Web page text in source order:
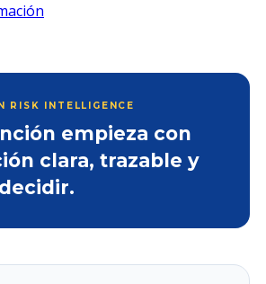
RISK INTELLIGENCE
empieza con
clara, trazable y